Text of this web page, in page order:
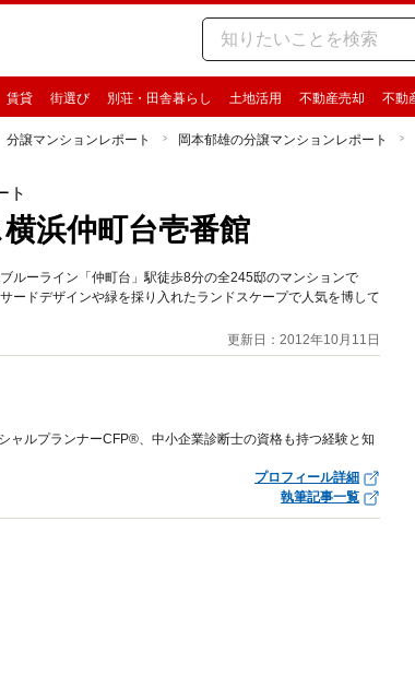
賃貸 街選び 別荘・田舎暮らし 土地活用 不動産売却 不動
分譲マンションレポート 岡本郁雄の分譲マンションレポート
ト
浜仲町台壱番館
ルーライン「仲町台」駅徒歩8分の全245邸のマンションで
ードデザインや緑を採り入れたランドスケープで人気を博して
更新日：2012年10月11日
ャルプランナーCFP®、中小企業診断士の資格も持つ経験と知
プロフィール詳細
執筆記事一覧